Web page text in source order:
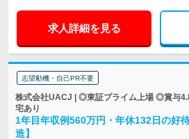
求人詳細を見る
志望動機・自己PR不要
株式会社UACJ | ◎東証プライム上場 ◎賞与
宅あり
1年目年収例560万円・年休132日の好
造】